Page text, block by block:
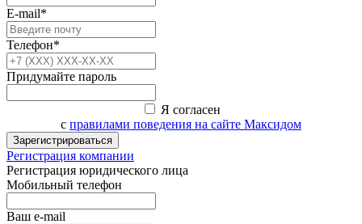
E-mail*
Телефон*
Придумайте пароль
Я согласен
с правилами поведения на сайте Максидом
Зарегистрироваться
Регистрация компании
Регистрация юридического лица
Мобильный телефон
Ваш e-mail